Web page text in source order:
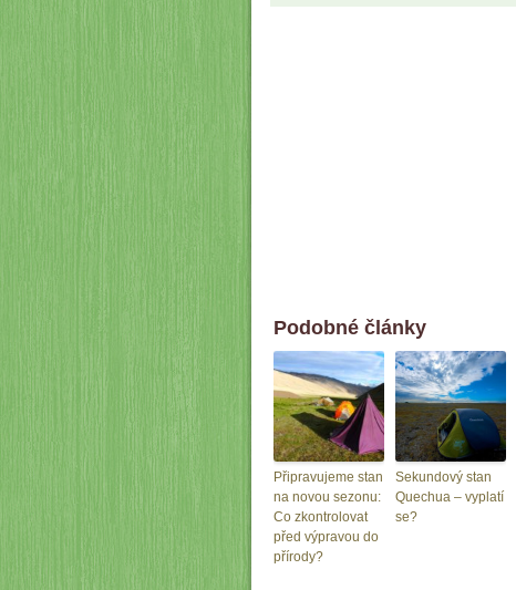
Podobné články
Připravujeme stan
na novou sezonu:
Co zkontrolovat
před výpravou do
přírody?
Sekundový stan
Quechua – vyplatí
se?